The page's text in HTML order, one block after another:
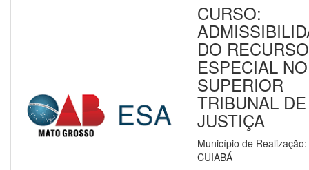
CURSO:
DO RECURSO
ESPECIAL NO
SUPERIOR
TRIBUNAL DE
JUSTIÇA
Município de Realização:
CUIABÁ